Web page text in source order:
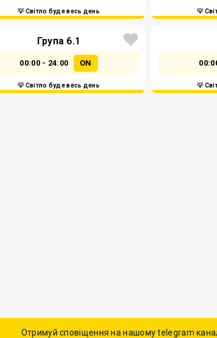
💡 Світло буде весь день 💡
Група 6.1
00:00 - 24:00 ON
💡 Світло буде весь день 💡
Отримуй сповіщення на нашому telegram